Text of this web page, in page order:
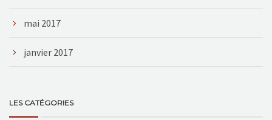
mai 2017
janvier 2017
LES CATÉGORIES